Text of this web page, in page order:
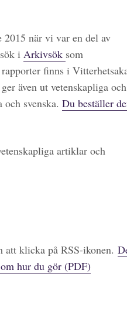
när vi var en del av
i Arkivsök som
finns i
även ut vetenskapliga och
svenska. Du beställer
artiklar och
att klicka på RSS-ikonen.
hur du gör (PDF)